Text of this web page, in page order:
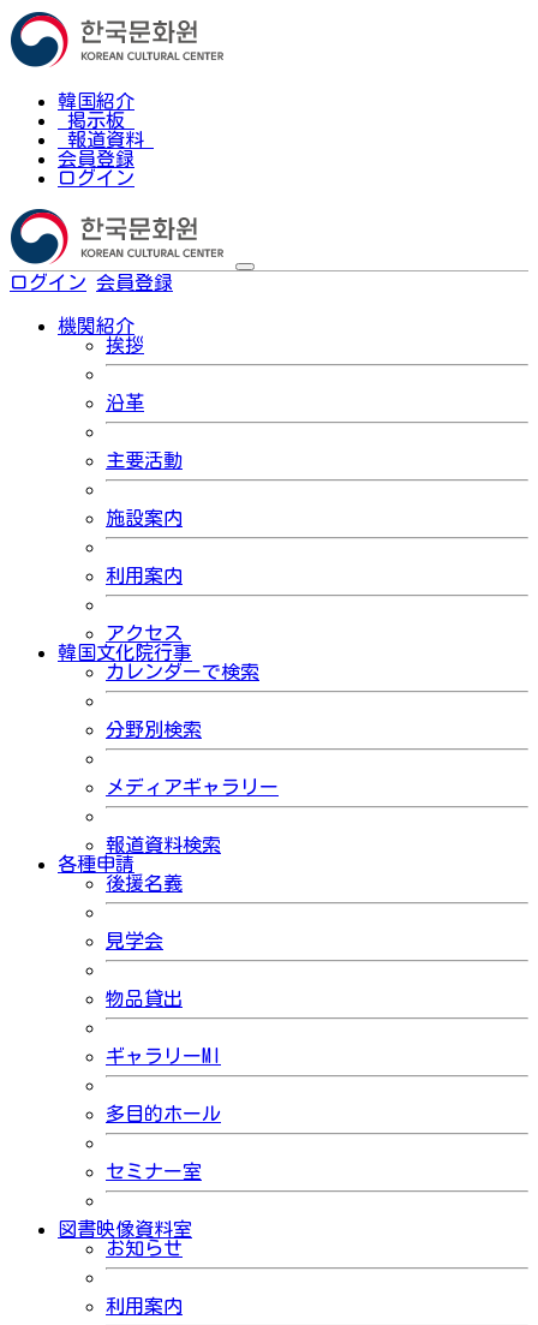
韓国紹介
掲示板
報道資料
会員登録
ログイン
ログイン 会員登録
機関紹介
挨拶
沿革
主要活動
施設案内
利用案内
アクセス
韓国文化院行事
カレンダーで検索
分野別検索
メディアギャラリー
報道資料検索
各種申請
後援名義
見学会
物品貸出
ギャラリーMI
多目的ホール
セミナー室
図書映像資料室
お知らせ
利用案内